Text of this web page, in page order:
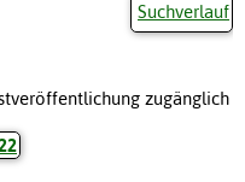
Suchverlauf
zugänglich